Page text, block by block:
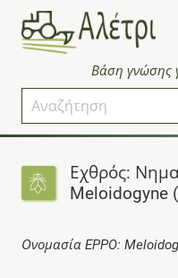
Βάση γνώσης
Εχθρός:
Meloidogyne
Ονομασία EPPO: